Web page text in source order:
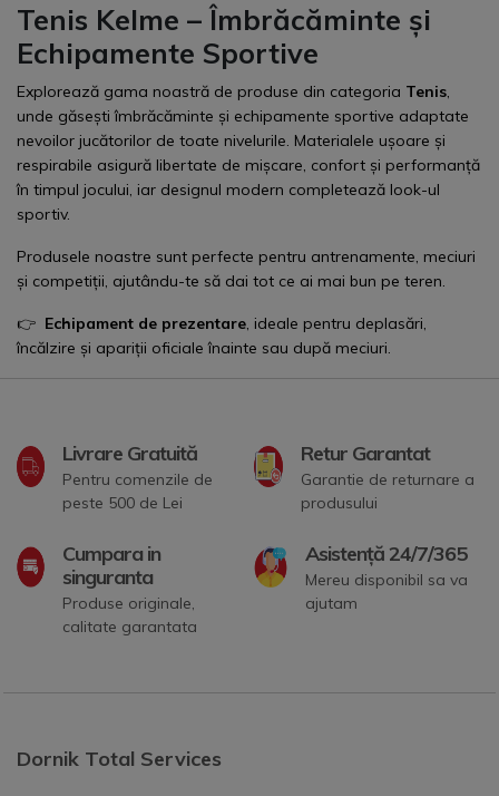
Tenis Kelme – Îmbrăcăminte și
Echipamente Sportive
Explorează gama noastră de produse din categoria Tenis,
unde găsești îmbrăcăminte și echipamente sportive adaptate
nevoilor jucătorilor de toate nivelurile. Materialele ușoare și
respirabile asigură libertate de mișcare, confort și performanță
în timpul jocului, iar designul modern completează look-ul
sportiv.
Produsele noastre sunt perfecte pentru antrenamente, meciuri
și competiții, ajutându-te să dai tot ce ai mai bun pe teren.
👉 Echipament de prezentare, ideale pentru deplasări,
încălzire și apariții oficiale înainte sau după meciuri.
Livrare Gratuită
Pentru comenzile de
peste 500 de Lei
Retur Garantat
Garantie de returnare a
produsului
Cumpara in
singuranta
Produse originale,
calitate garantata
Asistență 24/7/365
Mereu disponibil sa va
ajutam
Dornik Total Services